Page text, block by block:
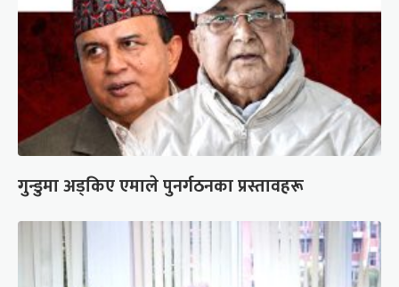
गुन्डुमा अड्किए एमाले पुनर्गठनका प्रस्तावहरू